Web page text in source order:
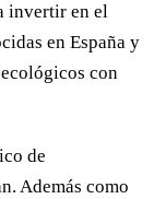
invertir en el
en España y
con
de
Además como